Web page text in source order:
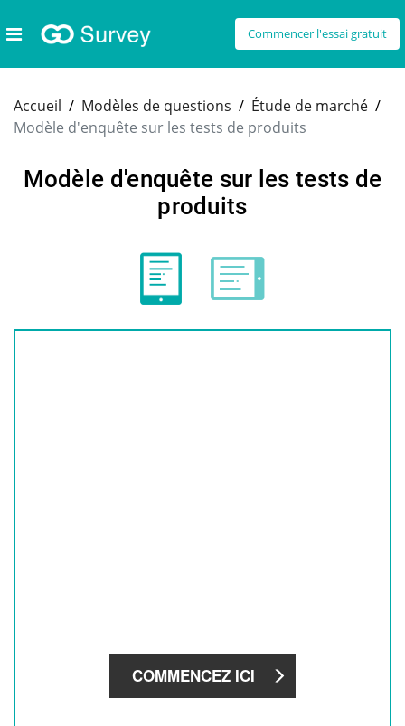
Commencer l'essai gratuit
Accueil Modèles de questions
Étude de marché
Modèle d'enquête sur les tests de produits
Modèle d'enquête sur les tests de
produits